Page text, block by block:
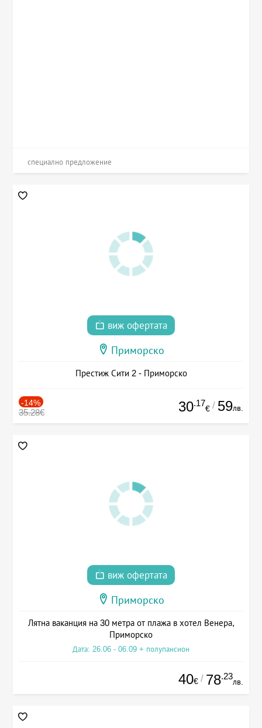
специално предложение
виж офертата
Приморско
Престиж Сити 2 - Приморско
-14%
35.28€ 30.17
€ / 59лв.
виж офертата
Приморско
Лятна ваканция на 30 метра от плажа в хотел Венера,
Приморско
Дата: 26.06 - 06.09 + полупансион
40€ / 78.23
лв.